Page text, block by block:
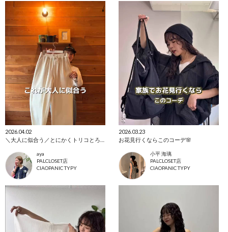
2026.04.02
aya
PALCLOSET店
CIAOPANIC TYPY
2026.03.23
お花見行くならこのコーデ🌸
小平 海璃
PALCLOSET店
CIAOPANIC TYPY